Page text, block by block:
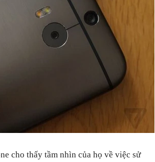
cho thấy tầm nhìn của họ về việc sử